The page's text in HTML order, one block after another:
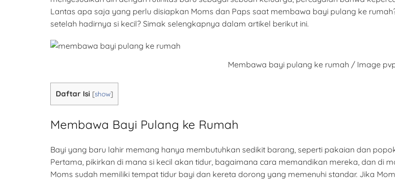
Lantas apa saja yang perlu disiapkan Moms dan Paps saat membawa bayi pulang ke
setelah hadirnya si kecil? Simak selengkapnya dalam artikel berikut ini.
Membawa bayi pulang ke rumah / Image
Daftar Isi [show]
Membawa Bayi Pulang ke Rumah
Bayi yang baru lahir memang hanya membutuhkan sedikit barang, seperti pakaian dan
Pertama, pikirkan di mana si kecil akan tidur, bagaimana cara memandikan mereka, dan di
Moms sudah memiliki tempat tidur bayi dan kereta dorong yang memenuhi standar. Jika